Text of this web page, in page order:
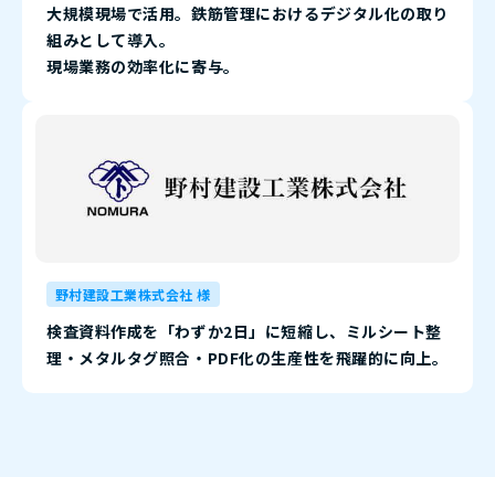
大規模現場で活用。鉄筋管理におけるデジタル化の取り
組みとして導入。
現場業務の効率化に寄与。
野村建設工業株式会社 様
検査資料作成を「わずか2日」に短縮し、ミルシート整
理・メタルタグ照合・PDF化の生産性を飛躍的に向上。